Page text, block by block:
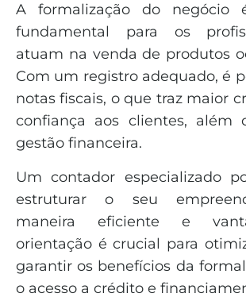
A formalização do negócio
fundamental para os
atuam na venda de produtos
Com um registro adequado, é
notas fiscais, o que traz maior
confiança aos clientes, além
gestão financeira.
Um contador especializado
estruturar o seu
maneira eficiente e
orientação é crucial para
garantir os benefícios da
o acesso a crédito e